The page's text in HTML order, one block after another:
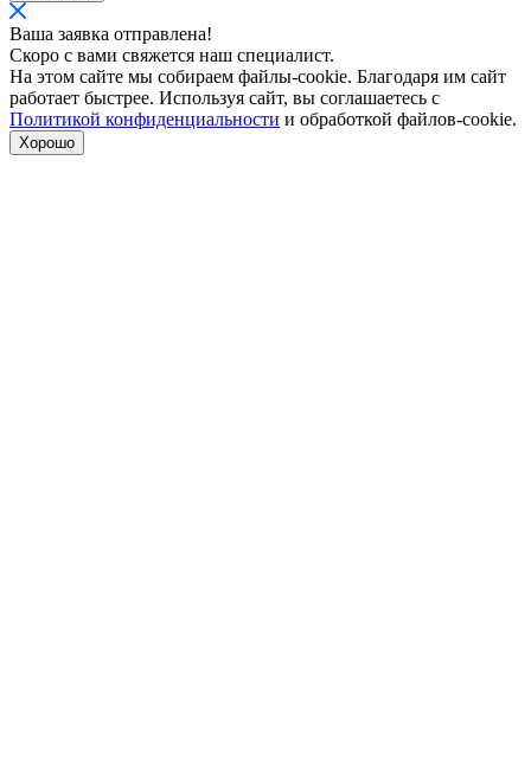
Ваша заявка отправлена!
Скоро с вами свяжется наш специалист.
На этом сайте мы собираем файлы-cookie. Благодаря им сайт
работает быстрее. Используя сайт, вы соглашаетесь с
Политикой конфиденциальности и обработкой файлов-cookie.
Хорошо